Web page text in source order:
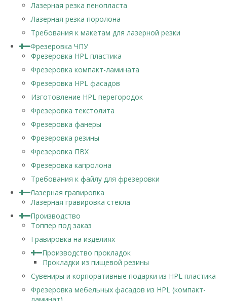
Лазерная резка пенопласта
Лазерная резка поролона
Требования к макетам для лазерной резки
Фрезеровка ЧПУ
Фрезеровка HPL пластика
Фрезеровка компакт-ламината
Фрезеровка HPL фасадов
Изготовление HPL перегородок
Фрезеровка текстолита
Фрезеровка фанеры
Фрезеровка резины
Фрезеровка ПВХ
Фрезеровка капролона
Требования к файлу для фрезеровки
Лазерная гравировка
Лазерная гравировка стекла
Производство
Топпер под заказ
Гравировка на изделиях
Производство прокладок
Прокладки из пищевой резины
Сувениры и корпоративные подарки из HPL пластика
Фрезеровка мебельных фасадов из HPL (компакт-